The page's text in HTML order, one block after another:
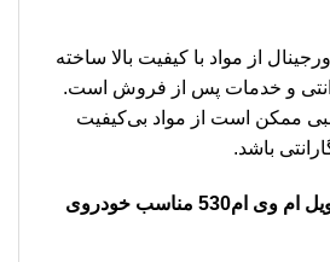
کویل ام وی ام530 اورجینال از مواد با کیفیت بالا ساخته
و خدمات پس از فروش است.
ممکن است از مواد بی‌کیفیت
باشد.
2. چگونه می‌توانم کویل ام وی ام530 مناسب خودروی